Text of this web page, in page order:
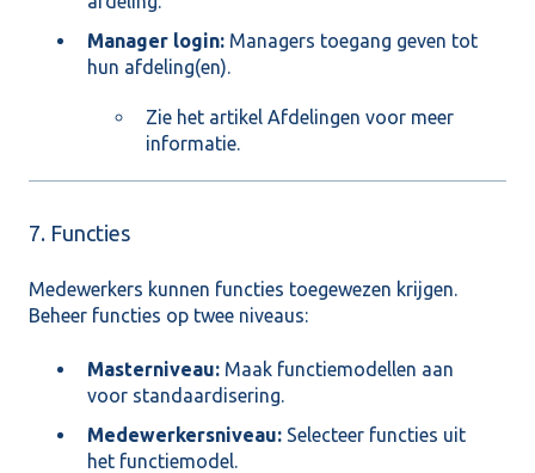
Manager login: Managers toegang geven tot
hun afdeling(en).
Zie het artikel Afdelingen voor meer
informatie.
7. Functies
Medewerkers kunnen functies toegewezen krijgen.
Beheer functies op twee niveaus:
Masterniveau: Maak functiemodellen aan
voor standaardisering.
Medewerkersniveau: Selecteer functies uit
het functiemodel.